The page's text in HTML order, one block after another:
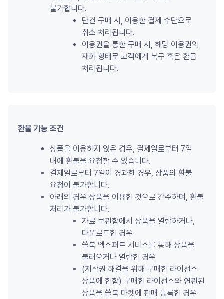
불가합니다.
단건 구매 시, 이용한 결제 수단으로
취소 처리됩니다.
이용권을 통한 구매 시, 해당 이용권의
재화 형태로 고객에게 복구 혹은 환급
처리됩니다.
환불 가능 조건
상품을 이용하지 않은 경우, 결제일로부터 7일
내에 환불을 요청할 수 있습니다.
결제일로부터 7일이 경과한 경우, 상품의 환불
요청이 불가합니다.
아래의 경우 상품을 이용한 것으로 간주하며, 환불
처리가 불가합니다.
자료 보관함에서 상품을 열람하거나,
다운로드한 경우
쏠북 엑스퍼트 서비스를 통해 상품을
불러오거나 열람한 경우
(저작권 해결을 위해 구매한 라이선스
상품에 한함) 구매한 라이선스와 연관된
상품을 쏠북 마켓에 판매 등록한 경우